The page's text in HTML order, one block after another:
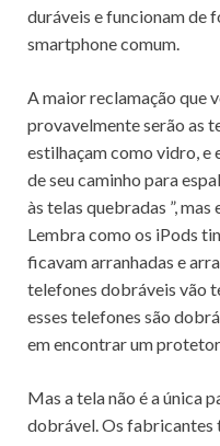
duráveis ​​e funcionam de
smartphone comum.
A maior reclamação que
provavelmente serão as
estilhaçam como vidro, e
de seu caminho para
às telas quebradas ”,
Lembra como os iPods
ficavam arranhadas e
telefones dobráveis ​​vão
esses telefones são
em encontrar um protetor
Mas a tela não é a única
dobrável. Os fabricantes